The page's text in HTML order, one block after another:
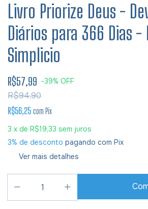
Livro Priorize Deus -
Diários para 366 Dias -
Simplicio
R$57,99 -39% OFF
R$94,90
R$56,25 com Pix
3 x de R$19,33 sem juros
3% de desconto pagando com Pix
Ver mais detalhes